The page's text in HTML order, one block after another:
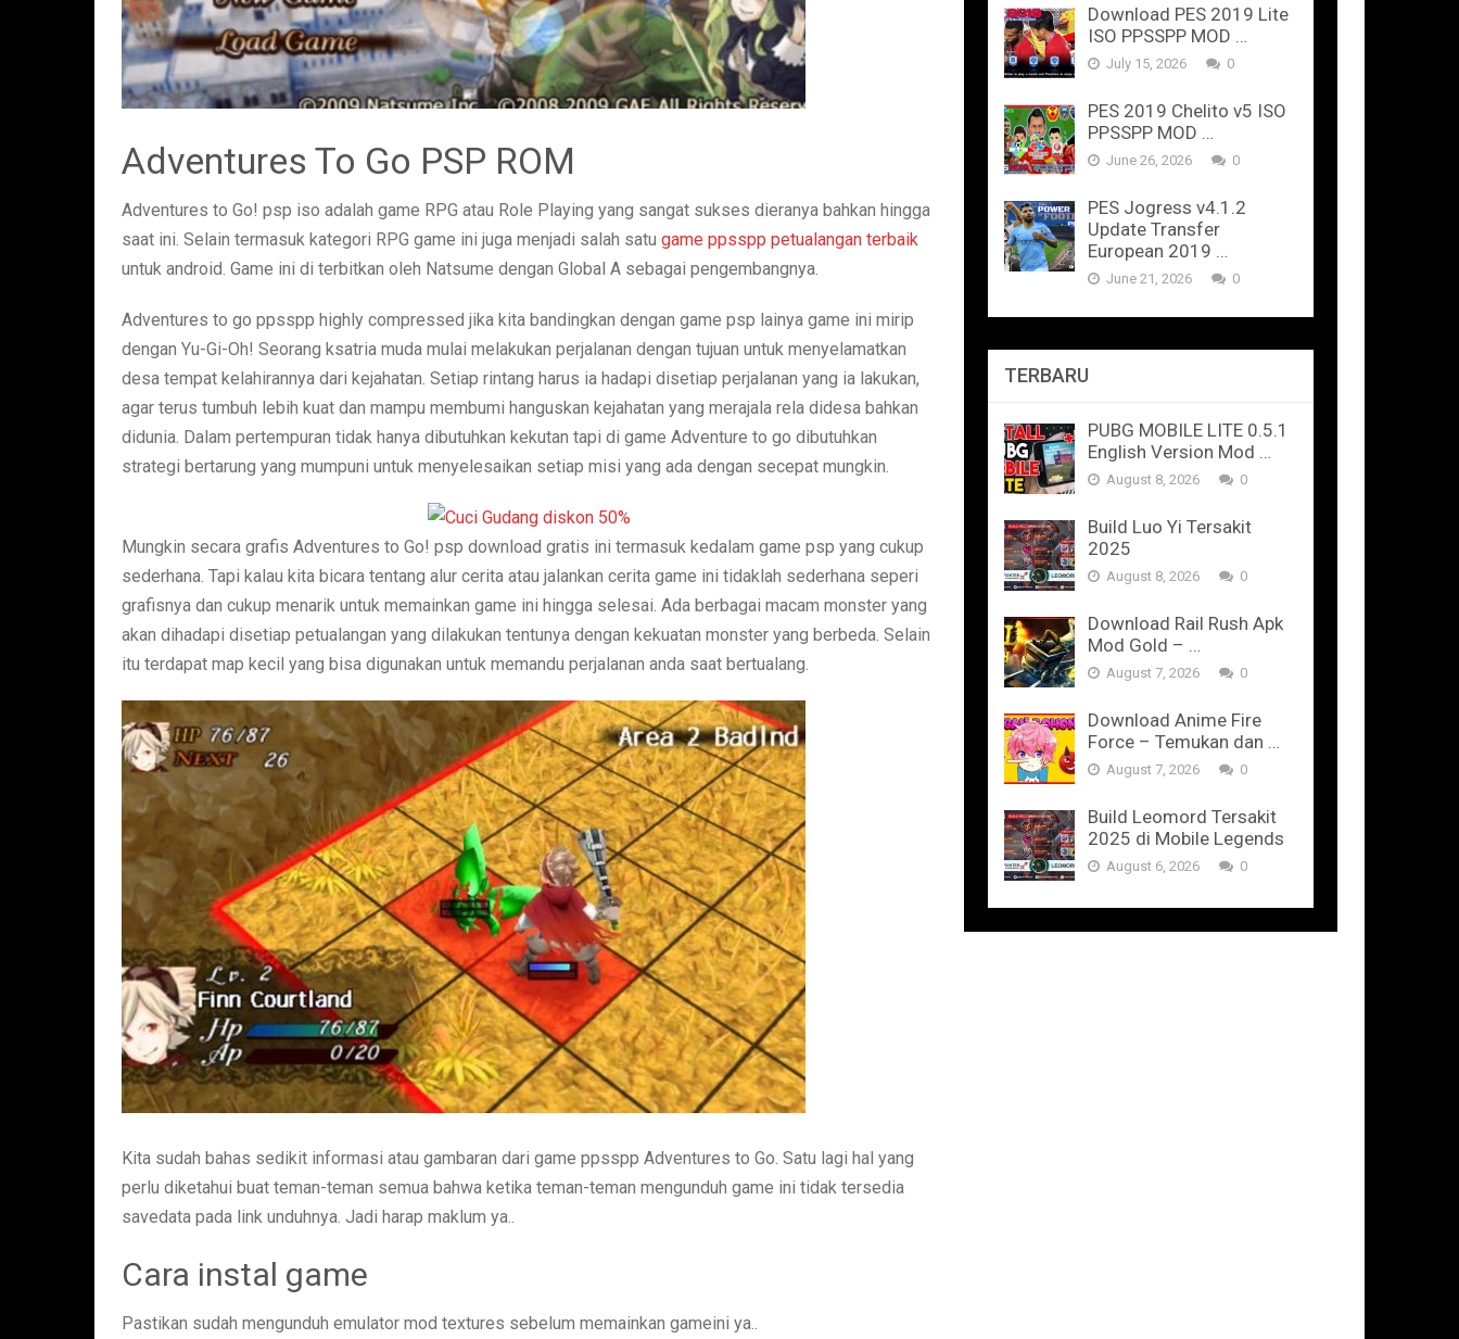
Adventures To Go PSP ROM
Adventures to Go! psp iso adalah game RPG atau Role Playing yang sangat sukses dieranya bahkan hingga
saat ini. Selain termasuk kategori RPG game ini juga menjadi salah satu game ppsspp petualangan terbaik
untuk android. Game ini di terbitkan oleh Natsume dengan Global A sebagai pengembangnya.
Adventures to go ppsspp highly compressed jika kita bandingkan dengan game psp lainya game ini mirip
dengan Yu-Gi-Oh! Seorang ksatria muda mulai melakukan perjalanan dengan tujuan untuk menyelamatkan
desa tempat kelahirannya dari kejahatan. Setiap rintang harus ia hadapi disetiap perjalanan yang ia lakukan,
agar terus tumbuh lebih kuat dan mampu membumi hanguskan kejahatan yang merajala rela didesa bahkan
didunia. Dalam pertempuran tidak hanya dibutuhkan kekutan tapi di game Adventure to go dibutuhkan
strategi bertarung yang mumpuni untuk menyelesaikan setiap misi yang ada dengan secepat mungkin.
Mungkin secara grafis Adventures to Go! psp download gratis ini termasuk kedalam game psp yang cukup
sederhana. Tapi kalau kita bicara tentang alur cerita atau jalankan cerita game ini tidaklah sederhana seperi
grafisnya dan cukup menarik untuk memainkan game ini hingga selesai. Ada berbagai macam monster yang
akan dihadapi disetiap petualangan yang dilakukan tentunya dengan kekuatan monster yang berbeda. Selain
itu terdapat map kecil yang bisa digunakan untuk memandu perjalanan anda saat bertualang.
Kita sudah bahas sedikit informasi atau gambaran dari game ppsspp Adventures to Go. Satu lagi hal yang
perlu diketahui buat teman-teman semua bahwa ketika teman-teman mengunduh game ini tidak tersedia
savedata pada link unduhnya. Jadi harap maklum ya..
Cara instal game
Pastikan sudah mengunduh emulator mod textures sebelum memainkan gameini ya..
Download PES 2019 Lite
ISO PPSSPP MOD …
July 15, 2026 0
PES 2019 Chelito v5 ISO
PPSSPP MOD …
June 26, 2026 0
PES Jogress v4.1.2
Update Transfer
European 2019 …
June 21, 2026 0
TERBARU
PUBG MOBILE LITE 0.5.1
English Version Mod …
August 8, 2026 0
Build Luo Yi Tersakit
2025
August 8, 2026 0
Download Rail Rush Apk
Mod Gold – …
August 7, 2026 0
Download Anime Fire
Force – Temukan dan …
August 7, 2026 0
Build Leomord Tersakit
2025 di Mobile Legends
August 6, 2026 0